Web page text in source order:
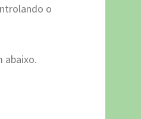
o
abaixo.